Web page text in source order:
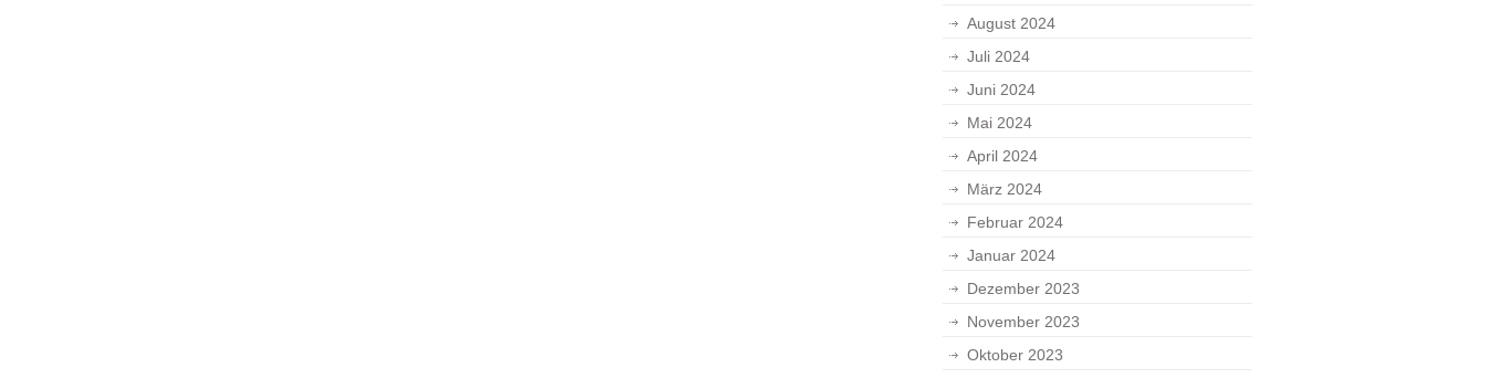
August 2024
Juli 2024
Juni 2024
Mai 2024
April 2024
März 2024
Februar 2024
Januar 2024
Dezember 2023
November 2023
Oktober 2023